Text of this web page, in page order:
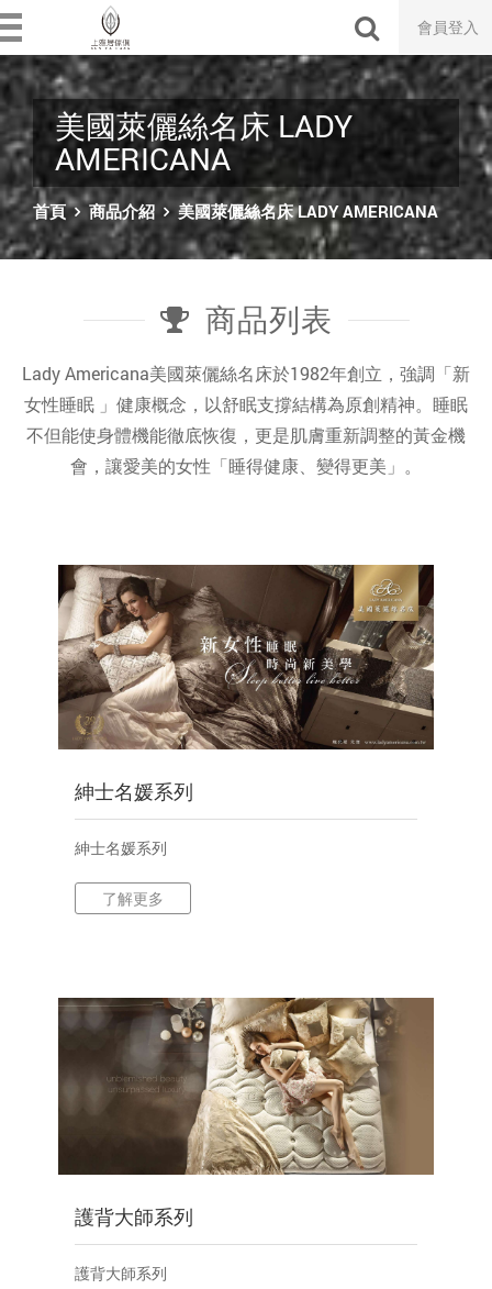
會員登入
美國萊儷絲名床 LADY
AMERICANA
首頁 商品介紹 美國萊儷絲名床 LADY AMERICANA
商品列表
Lady Americana美國萊儷絲名床於1982年創立，強調「新
女性睡眠 」健康概念，以舒眠支撐結構為原創精神。睡眠
不但能使身體機能徹底恢復，更是肌膚重新調整的黃金機
會，讓愛美的女性「睡得健康、變得更美」。
紳士名媛系列
紳士名媛系列
了解更多
護背大師系列
護背大師系列